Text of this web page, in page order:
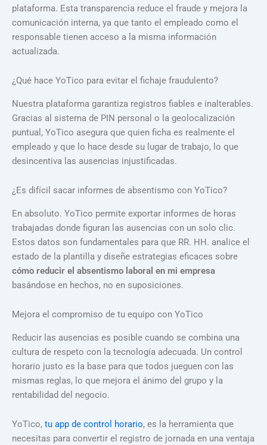
plataforma. Esta transparencia reduce el fraude y mejora la
comunicación interna, ya que tanto el empleado como el
responsable tienen acceso a la misma información
actualizada.
¿Qué hace YoTico para evitar el fichaje fraudulento?
Nuestra plataforma garantiza registros fiables e inalterables.
Gracias al sistema de PIN personal o la geolocalización
puntual, YoTico asegura que quien ficha es realmente el
empleado y que lo hace desde su lugar de trabajo, lo que
desincentiva las ausencias injustificadas.
¿Es difícil sacar informes de absentismo con YoTico?
En absoluto. YoTico permite exportar informes de horas
trabajadas donde figuran las ausencias con un solo clic.
Estos datos son fundamentales para que RR. HH. analice el
estado de la plantilla y diseñe estrategias eficaces sobre
cómo reducir el absentismo laboral en mi empresa
basándose en hechos, no en suposiciones.
Mejora el compromiso de tu equipo con YoTico
Reducir las ausencias es posible cuando se combina una
cultura de respeto con la tecnología adecuada. Un control
horario justo es la base para que todos jueguen con las
mismas reglas, lo que mejora el ánimo del grupo y la
rentabilidad del negocio.
YoTico, tu app de control horario, es la herramienta que
necesitas para convertir el registro de jornada en una ventaja